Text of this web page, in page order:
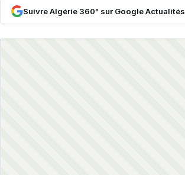
Suivre Algérie 360° sur Google Actualités